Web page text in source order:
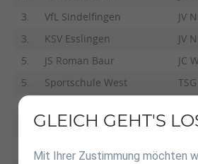
3.
VfL Sindelfingen
JV
3.
KSV Esslingen
JV
5.
JS Roman Baur
JC
5.
Sportschule West
TSV Rohr
Inhalt
GLEICH GEHT'S
Mit Ihrer Zustimmung möchten